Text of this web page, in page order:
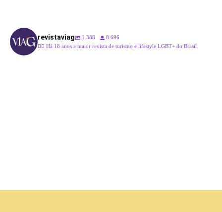
revistaviag 1.388
8.696
🏳️‍🌈 Há 18 anos a maior revista de turismo e lifestyle LGBT+ do Brasil.